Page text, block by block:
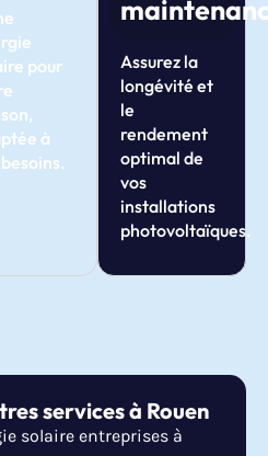
pour
à
Assurez la
longévité et
le
rendement
optimal de
vos
installations
photovoltaïques.
services à Rouen
solaire entreprises à